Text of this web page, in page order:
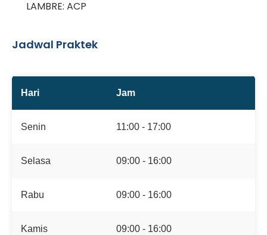
LAMBRE: ACP
Jadwal Praktek
Hari Jam
Senin 11:00 - 17:00
Selasa 09:00 - 16:00
Rabu 09:00 - 16:00
Kamis 09:00 - 16:00